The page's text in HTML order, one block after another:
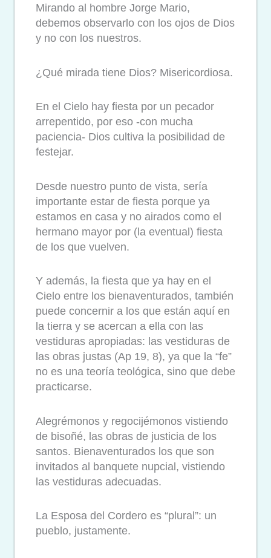
Mirando al hombre Jorge Mario,
debemos observarlo con los ojos de Dios
y no con los nuestros.
¿Qué mirada tiene Dios? Misericordiosa.
En el Cielo hay fiesta por un pecador
arrepentido, por eso -con mucha
paciencia- Dios cultiva la posibilidad de
festejar.
Desde nuestro punto de vista, sería
importante estar de fiesta porque ya
estamos en casa y no airados como el
hermano mayor por (la eventual) fiesta
de los que vuelven.
Y además, la fiesta que ya hay en el
Cielo entre los bienaventurados, también
puede concernir a los que están aquí en
la tierra y se acercan a ella con las
vestiduras apropiadas: las vestiduras de
las obras justas (Ap 19, 8), ya que la “fe”
no es una teoría teológica, sino que debe
practicarse.
Alegrémonos y regocijémonos vistiendo
de bisoñé, las obras de justicia de los
santos. Bienaventurados los que son
invitados al banquete nupcial, vistiendo
las vestiduras adecuadas.
La Esposa del Cordero es “plural”: un
pueblo, justamente.